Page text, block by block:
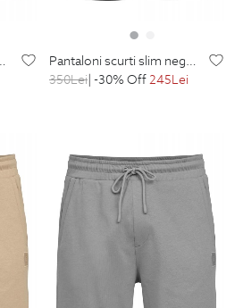
pantaloni scurti slim negri uni
350Lei| -30% Off245Lei